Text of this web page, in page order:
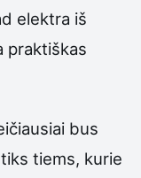
elektra iš
praktiškas
bus
tiems, kurie